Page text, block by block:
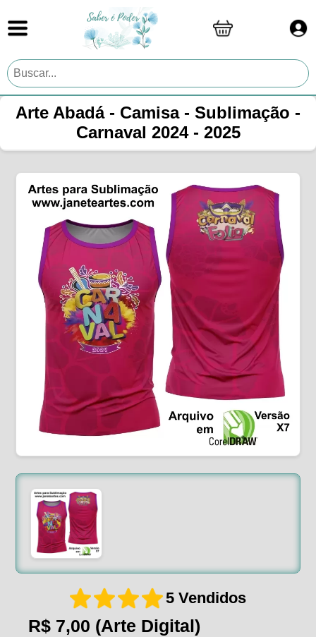
Arte Abadá - Camisa - Sublimação -
Carnaval 2024 - 2025
5 Vendidos
R$ 7,00 (Arte Digital)